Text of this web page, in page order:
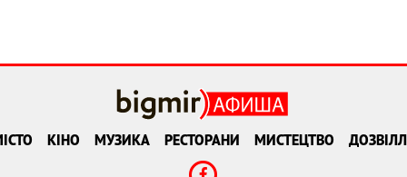
КІНО МУЗИКА РЕСТОРАНИ МИСТЕЦТВО